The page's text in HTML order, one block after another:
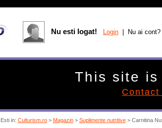
Esti in: Culturism.ro> Magazin> Suplimente nutritive> Carnitina
Nu esti logat! Login | Nu ai cont?
This site is
Contact